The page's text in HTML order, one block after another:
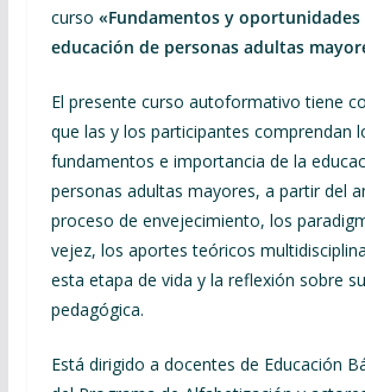
curso «Fundamentos y oportunidades
educación de personas adultas
El presente curso autoformativo tiene
que las y los participantes comprendan
fundamentos e importancia de la
personas adultas mayores, a partir del
proceso de envejecimiento, los
vejez, los aportes teóricos
esta etapa de vida y la reflexión sobre
pedagógica.
Está dirigido a docentes de Educación